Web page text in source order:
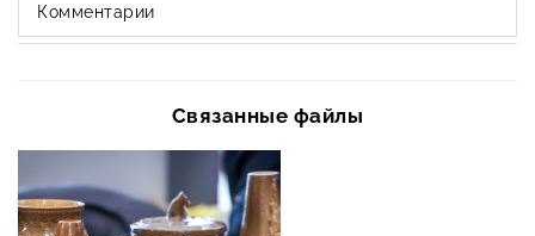
Комментарии
Связанные файлы